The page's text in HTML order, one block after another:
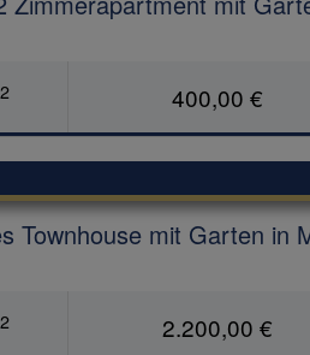
2 400,00 €
Townhouse mit Garten in
2 2.200,00 €